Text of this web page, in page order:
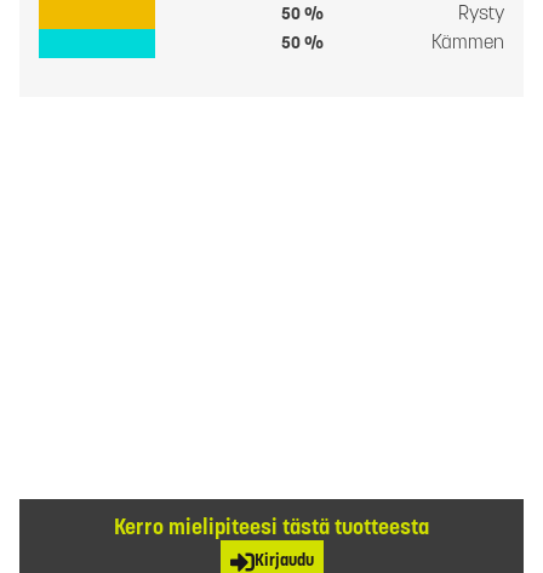
50 % Rysty
50 % Kämmen
Kerro mielipiteesi tästä tuotteesta
Kirjaudu